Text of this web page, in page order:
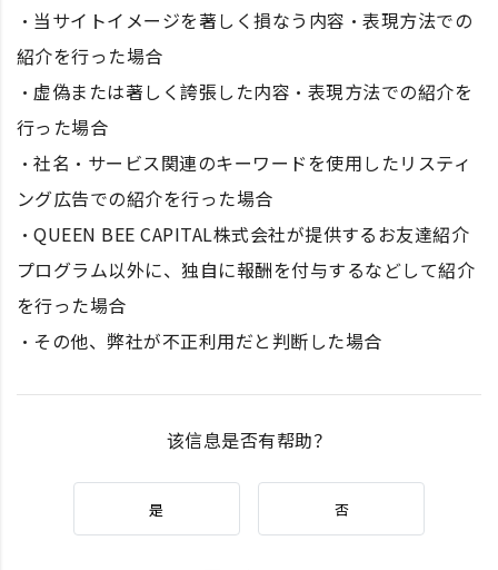
・当サイトイメージを著しく損なう内容・表現方法での
紹介を行った場合
・虚偽または著しく誇張した内容・表現方法での紹介を
行った場合
・社名・サービス関連のキーワードを使用したリスティ
ング広告での紹介を行った場合
・QUEEN BEE CAPITAL株式会社が提供するお友達紹介
プログラム以外に、独自に報酬を付与するなどして紹介
を行った場合
・その他、弊社が不正利用だと判断した場合
该信息是否有帮助？
是 否